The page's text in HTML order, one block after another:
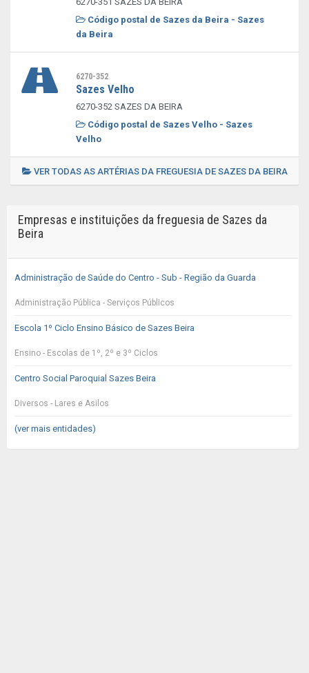
Código postal de Sazes da Beira - Sazes
da Beira
6270-352
Sazes Velho
6270-352 SAZES DA BEIRA
Código postal de Sazes Velho - Sazes
Velho
VER TODAS AS ARTÉRIAS DA FREGUESIA DE SAZES DA BEIRA
Empresas e instituições da freguesia de Sazes da
Beira
Administração de Saúde do Centro - Sub - Região da Guarda
Administração Pública - Serviços Públicos
Escola 1º Ciclo Ensino Básico de Sazes Beira
Ensino - Escolas de 1º, 2º e 3º Ciclos
Centro Social Paroquial Sazes Beira
Diversos - Lares e Asilos
(ver mais entidades)